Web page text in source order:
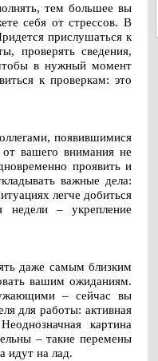
тем большее вы
себя от стрессов. В
прислушаться к
проверять сведения,
в нужный момент
к проверкам: это
появившимися
вашего внимания не
проявить и
важные дела:
легче добиться
– укрепление
даже самым близким
вашим ожиданиям.
– сейчас вы
для работы: активная
картина
– такие перемены
идут на лад.